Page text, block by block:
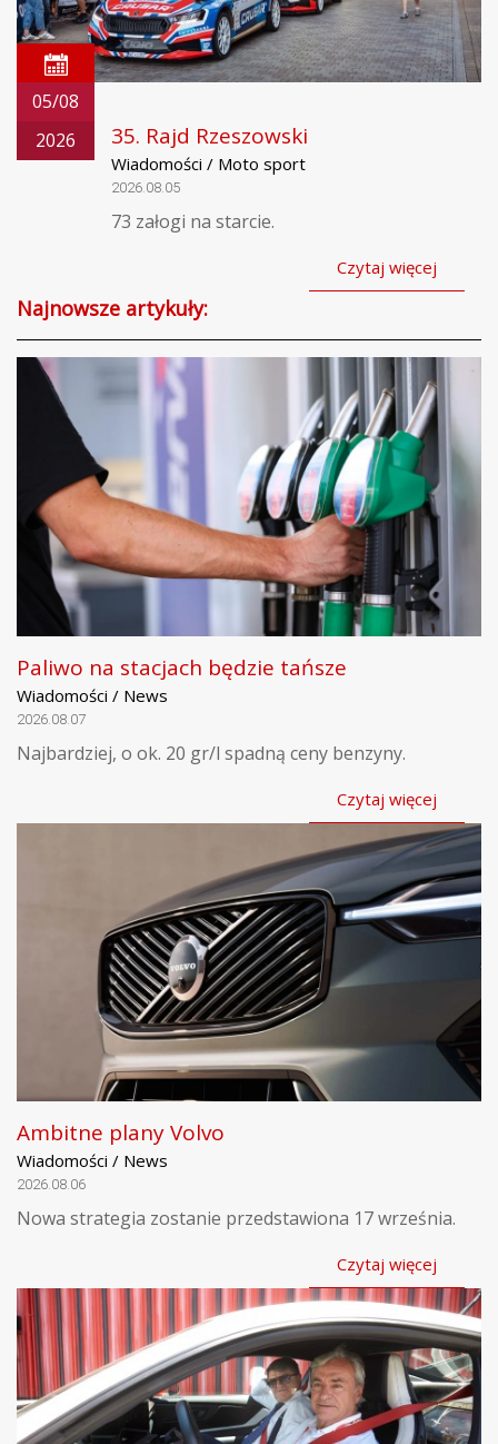
05/08
2026
35. Rajd Rzeszowski
Wiadomości / Moto sport
2026.08.05
73 załogi na starcie.
Czytaj więcej
Najnowsze artykuły:
Paliwo na stacjach będzie tańsze
Wiadomości / News
2026.08.07
Najbardziej, o ok. 20 gr/l spadną ceny benzyny.
Czytaj więcej
Ambitne plany Volvo
Wiadomości / News
2026.08.06
Nowa strategia zostanie przedstawiona 17 września.
Czytaj więcej